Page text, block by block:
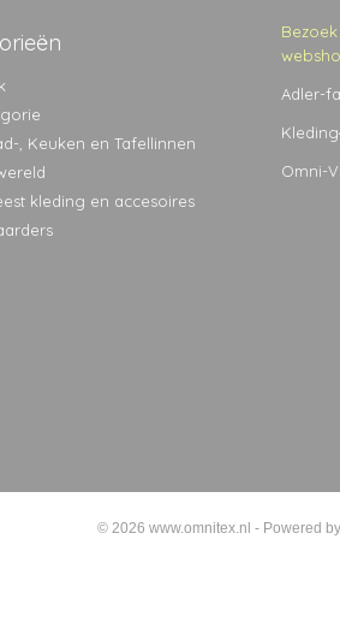
, Keuken en Tafellinnen
kleding en accesoires
Adler-
Omni-
© 2026 www.omnitex.nl - Powered